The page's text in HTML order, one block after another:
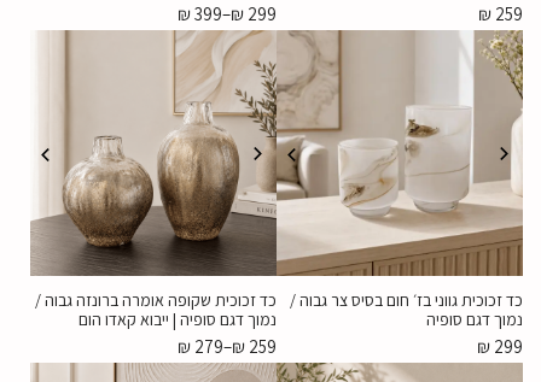
₪ 259
₪ 299
–
₪399
כד זכוכית גווני בז׳ חום בסיס צר גבוה /
נמוך דגם סופיה
₪ 299
כד זכוכית שקופה אומרה ברונזה גבוה /
נמוך דגם סופיה | ייבוא קאדו הום
₪ 259
–
₪ 279